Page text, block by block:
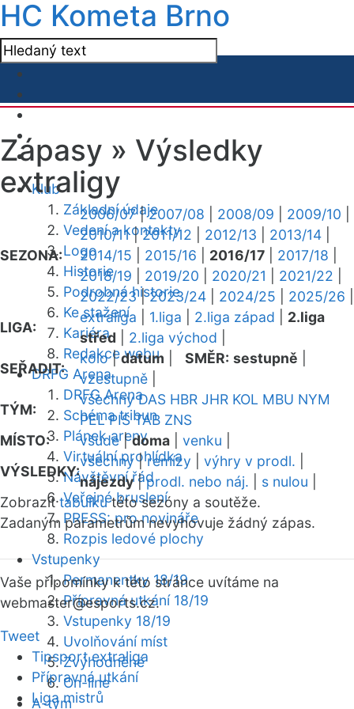
HC Kometa Brno
Klub
Základní údaje
Vedení a kontakty
Logo
Historie
Podrobná historie
Ke stažení
Kariéra
Redakce webu
DRFG Arena
DRFG Arena
Schéma tribun
Plánek areny
Virtuální prohlídka
Návštěvní řád
Veřejné bruslení
PRESS: pro novináře
Rozpis ledové plochy
Vstupenky
Permanentky 18/19
Přípravná utkání 18/19
Vstupenky 18/19
Uvolňování míst
Zvýhodněné
On-line
A-tým
Zápasy » Výsledky
extraligy
SEZONA:
2006/07|2007/08 2008/09 2009/10
2010/11|2011/12 2012/13 2013/14
2014/15
2015/16 2016/17 2017/18
2018/19
2019/20 2020/21 2021/22
2022/23|2023/24 2024/25 2025/26
LIGA:
extraliga 1.liga 2.liga západ
2.liga
střed
2.liga východ
SEŘADIT:
kolo|datum SMĚR: sestupně
vzestupně
TÝM:
všechny DAS HBR JHR KOL MBU NYM
PEL PIS TAB ZNS
MÍSTO:
všude|doma venku
VÝSLEDKY:
všechny|remízy výhry v prodl.
nájezdy|prodl. nebo náj. s nulou
Zobrazittabulkutéto sezóny a soutěže.
Zadaným parametrům nevyhovuje žádný zápas.
Vaše připomínky k této stránce uvítáme na
webmaster@esports.cz.
Tweet
Tipsport extraliga
Přípravná utkání
Liga mistrů